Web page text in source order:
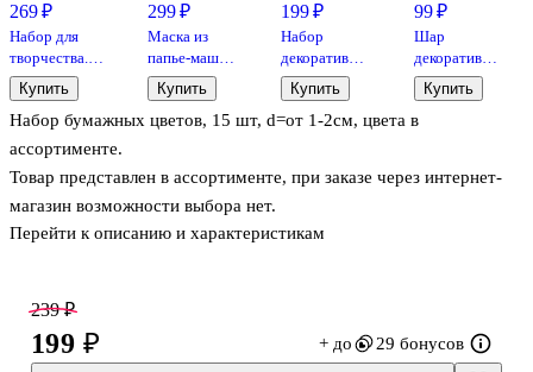
Набор бумажных цветов, 15 шт, d=от 1-2см, цвета в
ассортименте.
Товар представлен в ассортименте, при заказе через интернет-
магазин возможности выбора нет.
Перейти к описанию и характеристикам
269 ₽
Набор для
творчества.
Цветы "Paper
Flower", 3
больших + 10
маленьких,
розовые
Купить
299 ₽
Маска из
папье-маше
"Кот"
Купить
199 ₽
Набор
декоративных
дерев.
прищепок
"Сердечки"
Купить
99 ₽
Шар
декоративный
из лозы,
розовый, 2
штуки
Купить
239 ₽
199 ₽ + до 29 бонусов